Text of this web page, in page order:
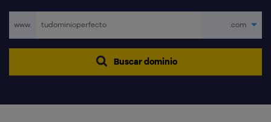
www. .com
Buscar dominio